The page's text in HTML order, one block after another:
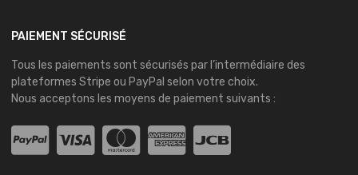
PAIEMENT SÉCURISÉ
Tous les paiements sont sécurisés par l’intermédiaire des
plateformes Stripe ou PayPal selon votre choix.
Nous acceptons les moyens de paiement suivants :